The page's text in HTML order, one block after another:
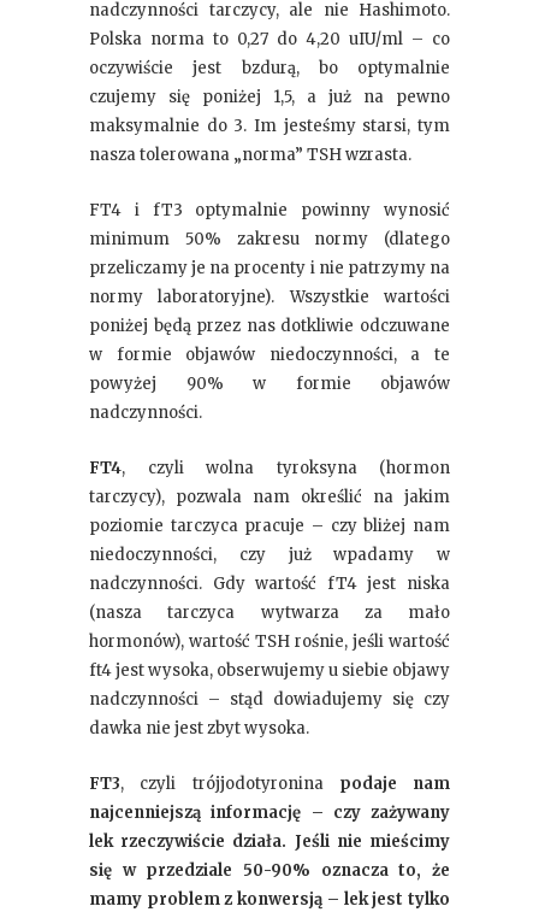
nadczynności tarczycy, ale nie Hashimoto.
Polska norma to 0,27 do 4,20 uIU/ml – co
oczywiście jest bzdurą, bo optymalnie
czujemy się poniżej 1,5, a już na pewno
maksymalnie do 3. Im jesteśmy starsi, tym
nasza tolerowana „norma” TSH wzrasta.
FT4 i fT3 optymalnie powinny wynosić
minimum 50% zakresu normy (dlatego
przeliczamy je na procenty i nie patrzymy na
normy laboratoryjne). Wszystkie wartości
poniżej będą przez nas dotkliwie odczuwane
w formie objawów niedoczynności, a te
powyżej 90% w formie objawów
nadczynności.
FT4, czyli wolna tyroksyna (hormon
tarczycy), pozwala nam określić na jakim
poziomie tarczyca pracuje – czy bliżej nam
niedoczynności, czy już wpadamy w
nadczynności. Gdy wartość fT4 jest niska
(nasza tarczyca wytwarza za mało
hormonów), wartość TSH rośnie, jeśli wartość
ft4 jest wysoka, obserwujemy u siebie objawy
nadczynności – stąd dowiadujemy się czy
dawka nie jest zbyt wysoka.
FT3, czyli trójjodotyronina podaje nam
najcenniejszą informację – czy zażywany
lek rzeczywiście działa. Jeśli nie mieścimy
się w przedziale 50-90% oznacza to, że
mamy problem z konwersją – lek jest tylko